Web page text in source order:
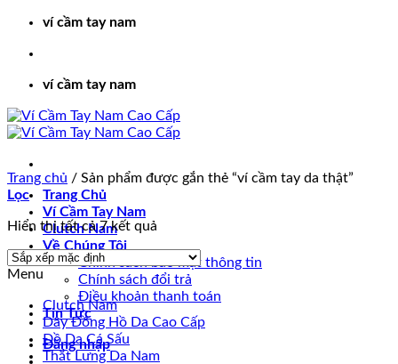
ví cầm tay nam
ví cầm tay nam
Trang Chủ
Ví Cầm Tay Nam
Clutch Nam
Về Chúng Tôi
Chính sách bảo mật thông tin
Chính sách đổi trả
Điều khoản thanh toán
Tin Tức
Đăng nhập
Trang chủ / Sản phẩm được gắn thẻ “ví cầm tay da thật”
Lọc
Hiển thị tất cả 7 kết quả
Menu
Clutch Nam
Dây Đồng Hồ Da Cao Cấp
Đồ Da Cá Sấu
Thắt Lưng Da Nam